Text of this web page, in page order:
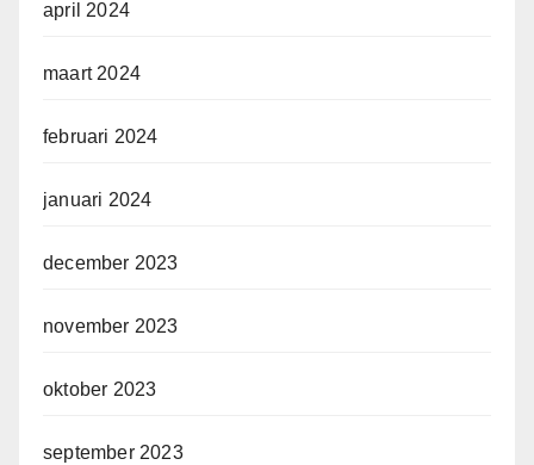
april 2024
maart 2024
februari 2024
januari 2024
december 2023
november 2023
oktober 2023
september 2023